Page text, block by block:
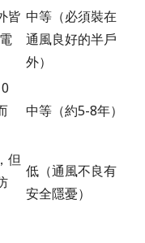
皆 中等（必須裝在
通風良好的半戶
外）
中等（約5-8年）
但
低（通風不良有
安全隱憂）